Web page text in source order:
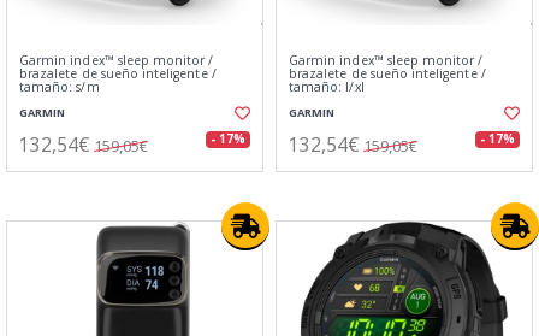
Garmin index™ sleep monitor /
brazalete de sueño inteligente /
tamaño: s/m
GARMIN
132,54€ 159,05€ - 17%
Garmin index™ sleep monitor /
brazalete de sueño inteligente /
tamaño: l/xl
GARMIN
132,54€ 159,05€ - 17%